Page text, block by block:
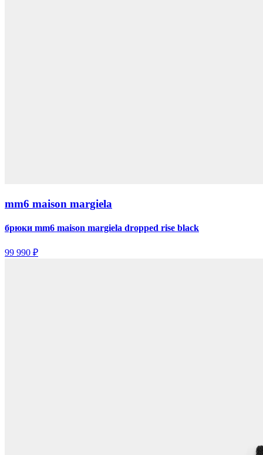
mm6 maison margiela
брюки mm6 maison margiela dropped rise black
99 990 ₽